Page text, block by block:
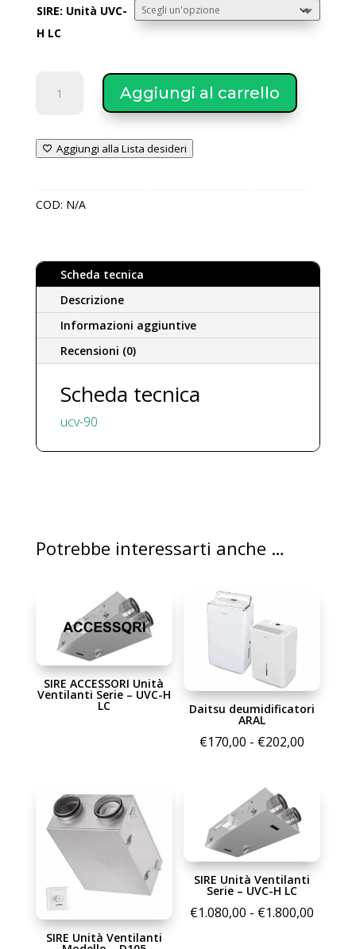
SIRE: Unità UVC-
H LC
Unità
-
LC
Aggiungi al carrello
Aggiungi alla Lista desideri
COD: N/A
Scheda tecnica
Descrizione
Informazioni aggiuntive
Recensioni (0)
Scheda tecnica
ucv-90
Potrebbe interessarti anche …
SIRE ACCESSORI Unità
Ventilanti Serie – UVC-H
LC Daitsu deumidificatori
ARAL
€170,00 - €202,00
€202,00
SIRE Unità Ventilanti
SIRE Unità Ventilanti
Serie – UVC-H LC
€1.080,00 - €1.800,00